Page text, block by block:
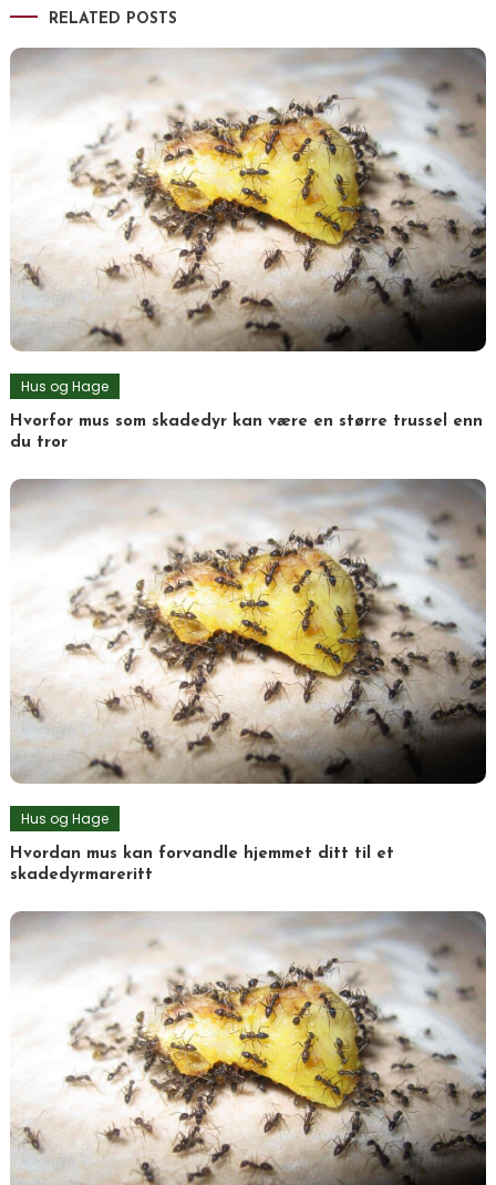
RELATED POSTS
Hus og Hage
Hvorfor mus som skadedyr kan være en større trussel enn
du tror
Hus og Hage
Hvordan mus kan forvandle hjemmet ditt til et
skadedyrmareritt